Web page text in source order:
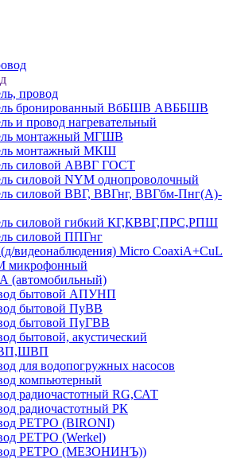
провод
бронированный ВбБШВ АВББШВ
и провод нагревательный
монтажный МГШВ
монтажный МКШ
силовой АВВГ ГОСТ
силовой NYM однопроволочный
силовой ВВГ, ВВГнг, ВВГбм-Пнг(А)-
силовой гибкий КГ,КВВГ,ПРС,РПШ
силовой ППГнг
видеонаблюдения) Micro CoaxiA+CuL
(автомобильный)
бытовой АПУНП
бытовой ПуВВ
бытовой ПуГВВ
бытовой, акустический
для водопогружных насосов
компьютерный
радиочастотный RG,САТ
радиочастотный РК
РЕТРО (BIRONI)
РЕТРО (Werkel)
РЕТРО (МЕЗОНИНЪ))